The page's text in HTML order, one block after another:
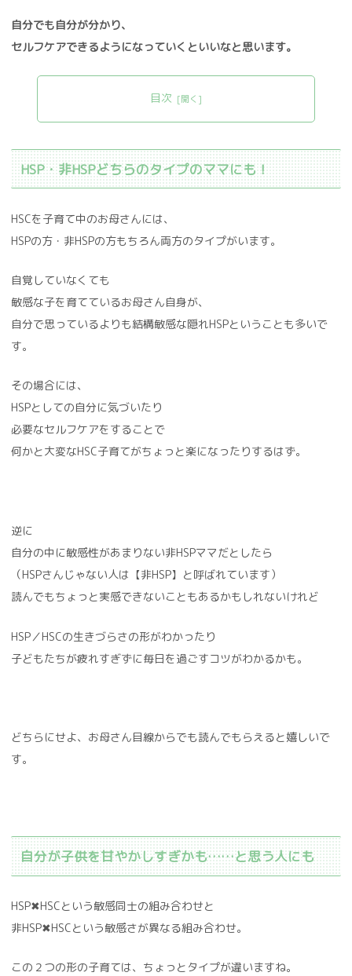
自分でも自分が分かり、
セルフケアできるようになっていくといいなと思います。
目次
HSP・非HSPどちらのタイプのママにも！
HSCを子育て中のお母さんには、
HSPの方・非HSPの方もちろん両方のタイプがいます。
自覚していなくても
敏感な子を育てているお母さん自身が、
自分で思っているよりも結構敏感な隠れHSPということも多いで
す。
その場合には、
HSPとしての自分に気づいたり
必要なセルフケアをすることで
何かと大変なHSC子育てがちょっと楽になったりするはず。
逆に
自分の中に敏感性があまりない非HSPママだとしたら
（HSPさんじゃない人は【非HSP】と呼ばれています）
読んでもちょっと実感できないこともあるかもしれないけれど
HSP／HSCの生きづらさの形がわかったり
子どもたちが疲れすぎずに毎日を過ごすコツがわかるかも。
どちらにせよ、お母さん目線からでも読んでもらえると嬉しいで
す。
自分が子供を甘やかしすぎかも……と思う人にも
HSP✖HSCという敏感同士の組み合わせと
非HSP✖HSCという敏感さが異なる組み合わせ。
この２つの形の子育ては、ちょっとタイプが違いますね。